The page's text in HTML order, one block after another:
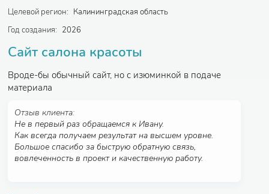
Целевой регион: Калининградская область
Год создания: 2026
Сайт салона красоты
Вроде-бы обычный сайт, но с изюминкой в подаче
материала
Отзыв клиента:
Не в первый раз обращаемся к Ивану.
Как всегда получаем результат на высшем уровне.
Большое спасибо за быструю обратную связь,
вовлеченность в проект и качественную работу.